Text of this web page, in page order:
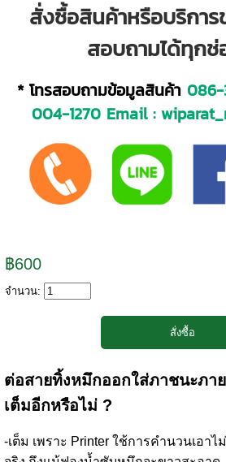
สั่งซื้อสินค้าหรือบริกา
สอบถามได้ทุกช่
* โทรสอบถามข้อมูลสินค้า 086-
004-1270 Email :
฿600
จำนวน:
ต่อสายทิ้งหมึกออกใส่ภาชนะภา
เต็มอีกหรือไม่ ?
-เต็ม เพราะ Printer ใช้การคำนวนเอ